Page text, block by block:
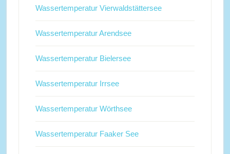
Wassertemperatur Vierwaldstättersee
Wassertemperatur Arendsee
Wassertemperatur Bielersee
Wassertemperatur Irrsee
Wassertemperatur Wörthsee
Wassertemperatur Faaker See